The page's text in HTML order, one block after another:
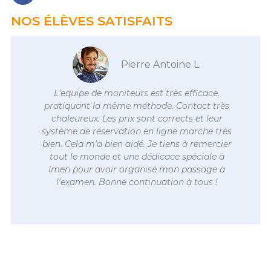
e
NOS ÉLÈVES SATISFAITS
L'equipe de moniteurs est très efficace,
pratiquant la même méthode. Contact très
chaleureux. Les prix sont corrects et leur
système de réservation en ligne marche très
bien. Cela m'a bien aidé. Je tiens à remercier
tout le monde et une dédicace spéciale à
Imen pour avoir organisé mon passage à
l'examen. Bonne continuation à tous !
Pierre Antoine L.